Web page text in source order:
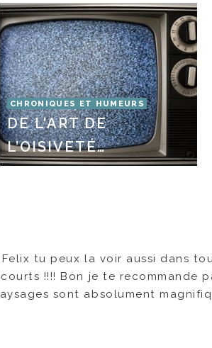
CHRONIQUES ET HUMEURS
DE L’ART DE
L’OISIVETÉ…
tu peux la voir aussi dans
!!!! Bon je te recommande
sont absolument